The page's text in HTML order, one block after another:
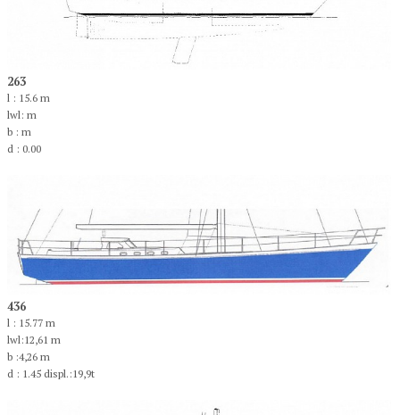
263
l : 15.6 m
lwl: m
b : m
d : 0.00
436
l : 15.77 m
lwl:12,61 m
b :4,26 m
d : 1.45 displ.:19,9t